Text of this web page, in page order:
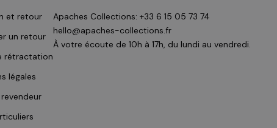
et retour
un retour
rétractation
légales
Apaches Collections: +33 6 15 05 73 74
hello@apaches-collections.fr
À votre écoute de 10h à 17h, du lundi au vendredi.